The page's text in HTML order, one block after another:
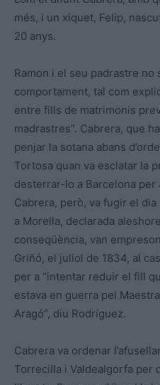
més, i un xiquet, Felip,
20 anys.
Ramon i el seu padrastre no
comportament, tal com
entre fills de matrimonis
madrastres”. Cabrera, que
penjar la sotana abans
Tortosa quan va esclatar la
desterrar-lo a Barcelona
Cabrera, però, va fugir el
a Morella, declarada
conseqüència, van
Griñó, el juliol de 1834, al
per a “intentar reduir el fill
estava en guerra pel
Aragó”, diu Rodríguez.
Cabrera va ordenar
Torrecilla i Valdealgorfa per